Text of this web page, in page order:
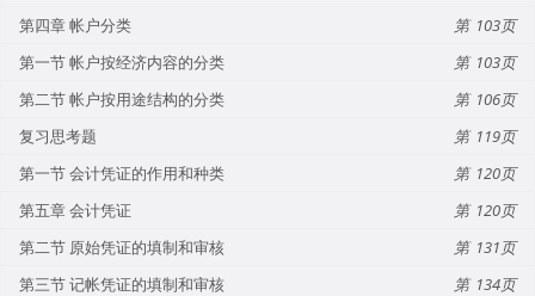
第四章 帐户分类
103
第一节 帐户按经济内容的分类
103
第二节 帐户按用途结构的分类
106
复习思考题
119
第一节 会计凭证的作用和种类
120
第五章 会计凭证
120
第二节 原始凭证的填制和审核
131
第三节 记帐凭证的填制和审核
134